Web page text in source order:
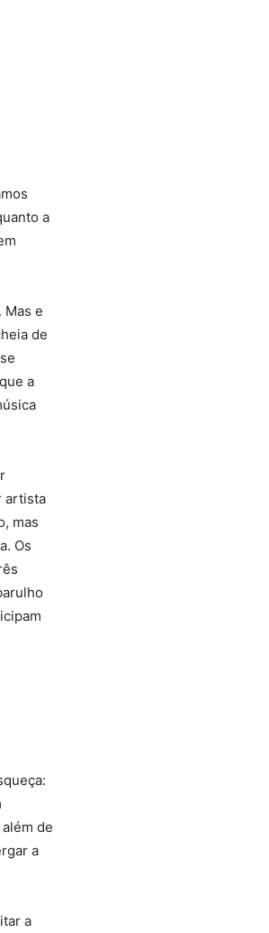
a
Mas e
de
a
artista
mas
Os
de
a
a